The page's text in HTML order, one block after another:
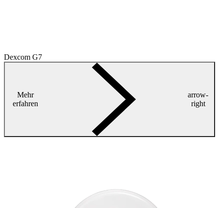
Dexcom G7
Mehr
erfahren
arrow-
right